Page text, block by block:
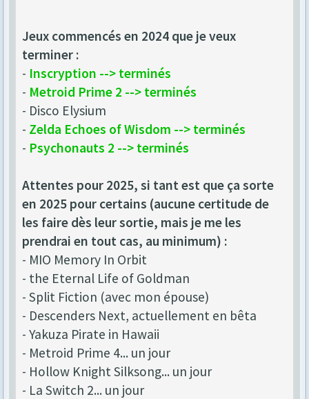
Jeux commencés en 2024 que je veux
terminer :
- Inscryption --> terminés
- Metroid Prime 2 --> terminés
- Disco Elysium
- Zelda Echoes of Wisdom --> terminés
- Psychonauts 2 --> terminés
Attentes pour 2025, si tant est que ça sorte
en 2025 pour certains (aucune certitude de
les faire dès leur sortie, mais je me les
prendrai en tout cas, au minimum) :
- MIO Memory In Orbit
- the Eternal Life of Goldman
- Split Fiction (avec mon épouse)
- Descenders Next, actuellement en bêta
- Yakuza Pirate in Hawaii
- Metroid Prime 4... un jour
- Hollow Knight Silksong... un jour
- La Switch 2... un jour